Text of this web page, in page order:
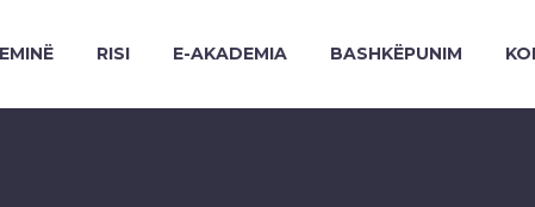
RISI E-AKADEMIA BASHKËPUNIM